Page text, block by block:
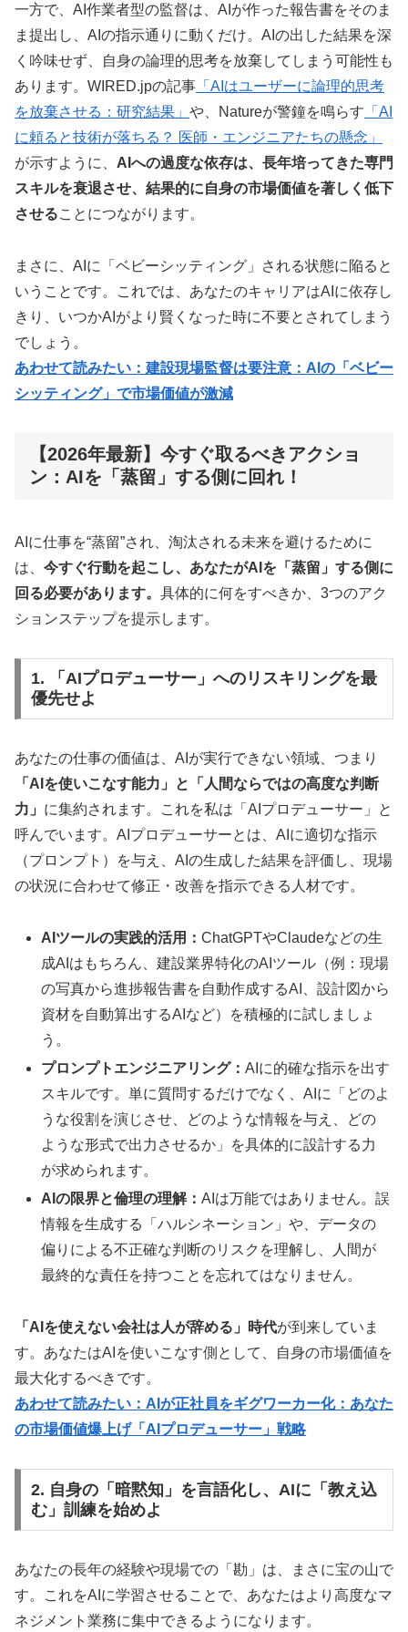
一方で、AI作業者型の監督は、AIが作った報告書をそのま
ま提出し、AIの指示通りに動くだけ。AIの出した結果を深
く吟味せず、自身の論理的思考を放棄してしまう可能性も
あります。WIRED.jpの記事 「AIはユーザーに論理的思考
を放棄させる：研究結果」 や、Natureが警鐘を鳴らす 「AI
に頼ると技術が落ちる？ 医師・エンジニアたちの懸念」
が示すように、 AIへの過度な依存は、長年培ってきた専門
スキルを衰退させ、結果的に自身の市場価値を著しく低下
させることにつながります。
まさに、AIに「ベビーシッティング」される状態に陥ると
いうことです。これでは、あなたのキャリアはAIに依存し
きり、いつかAIがより賢くなった時に不要とされてしまう
でしょう。
あわせて読みたい：建設現場監督は要注意：AIの「ベビー
シッティング」で市場価値が激減
【2026年最新】今すぐ取るべきアクショ
ン：AIを「蒸留」する側に回れ！
AIに仕事を“蒸留”され、淘汰される未来を避けるために
は、 今すぐ行動を起こし、あなたがAIを「蒸留」する側に
回る必要があります。 具体的に何をすべきか、3つのアク
ションステップを提示します。
1. 「AIプロデューサー」へのリスキリングを最
優先せよ
あなたの仕事の価値は、AIが実行できない領域、つまり
「AIを使いこなす能力」と「人間ならではの高度な判断
力」 に集約されます。これを私は「AIプロデューサー」と
呼んでいます。AIプロデューサーとは、AIに適切な指示
（プロンプト）を与え、AIの生成した結果を評価し、現場
の状況に合わせて修正・改善を指示できる人材です。
AIツールの実践的活用：ChatGPTやClaudeなどの生
成AIはもちろん、建設業界特化のAIツール（例：現場
の写真から進捗報告書を自動作成するAI、設計図から
資材を自動算出するAIなど）を積極的に試しましょ
う。
プロンプトエンジニアリング：AIに的確な指示を出す
スキルです。単に質問するだけでなく、AIに「どのよ
うな役割を演じさせ、どのような情報を与え、どの
ような形式で出力させるか」を具体的に設計する力
が求められます。
AIの限界と倫理の理解：AIは万能ではありません。誤
情報を生成する「ハルシネーション」や、データの
偏りによる不正確な判断のリスクを理解し、人間が
最終的な責任を持つことを忘れてはなりません。
「AIを使えない会社は人が辞める」時代が到来していま
す。あなたはAIを使いこなす側として、自身の市場価値を
最大化するべきです。
あわせて読みたい：AIが正社員をギグワーカー化：あなた
の市場価値爆上げ「AIプロデューサー」戦略
2. 自身の「暗黙知」を言語化し、AIに「教え込
む」訓練を始めよ
あなたの長年の経験や現場での「勘」は、まさに宝の山で
す。これをAIに学習させることで、あなたはより高度なマ
ネジメント業務に集中できるようになります。